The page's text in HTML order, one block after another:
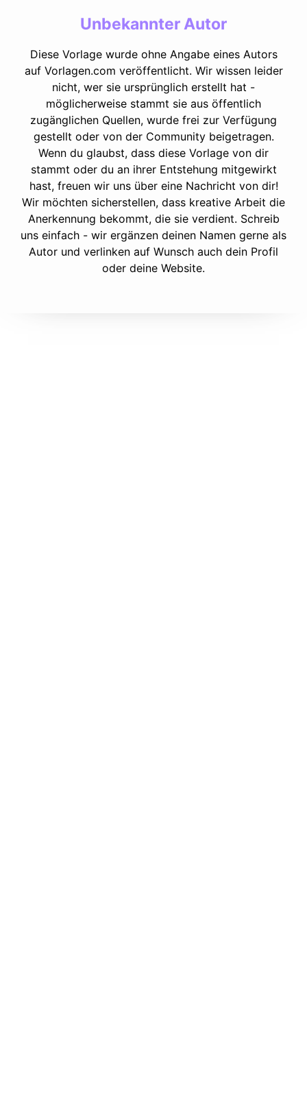
Unbekannter Autor
Diese Vorlage wurde ohne Angabe eines Autors
auf Vorlagen.com veröffentlicht. Wir wissen leider
nicht, wer sie ursprünglich erstellt hat -
möglicherweise stammt sie aus öffentlich
zugänglichen Quellen, wurde frei zur Verfügung
gestellt oder von der Community beigetragen.
Wenn du glaubst, dass diese Vorlage von dir
stammt oder du an ihrer Entstehung mitgewirkt
hast, freuen wir uns über eine Nachricht von dir!
Wir möchten sicherstellen, dass kreative Arbeit die
Anerkennung bekommt, die sie verdient. Schreib
uns einfach - wir ergänzen deinen Namen gerne als
Autor und verlinken auf Wunsch auch dein Profil
oder deine Website.